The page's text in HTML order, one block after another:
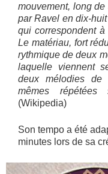
mouvement, long
par Ravel en dix-
qui correspondent
Le matériau, fort
rythmique de deux
laquelle viennent
deux mélodies de
mêmes
(Wikipedia)
Son tempo a été
minutes lors de sa